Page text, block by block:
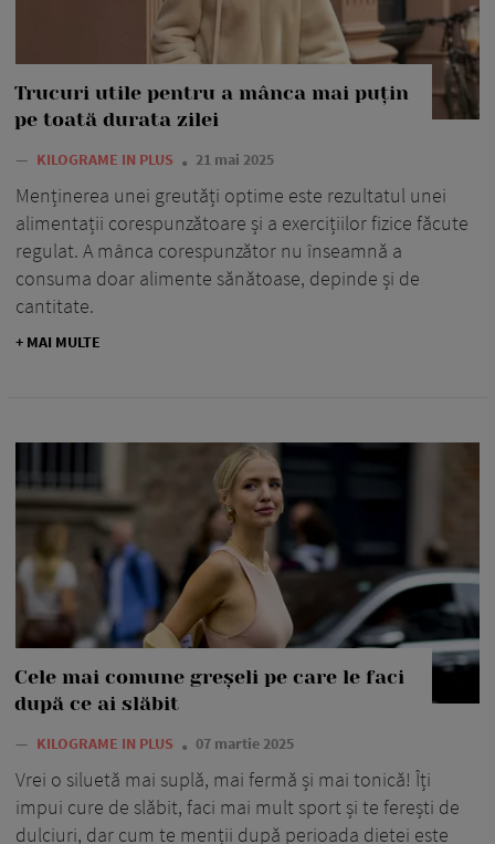
Trucuri utile pentru a mânca mai puțin
pe toată durata zilei
— KILOGRAME IN PLUS 21 mai 2025
Menținerea unei greutăți optime este rezultatul unei
alimentații corespunzătoare și a exercițiilor fizice făcute
regulat. A mânca corespunzător nu înseamnă a
consuma doar alimente sănătoase, depinde și de
cantitate.
+ MAI MULTE
Cele mai comune greșeli pe care le faci
după ce ai slăbit
— KILOGRAME IN PLUS 07 martie 2025
Vrei o siluetă mai suplă, mai fermă și mai tonică! Îți
impui cure de slăbit, faci mai mult sport și te ferești de
dulciuri, dar cum te menții după perioada dietei este